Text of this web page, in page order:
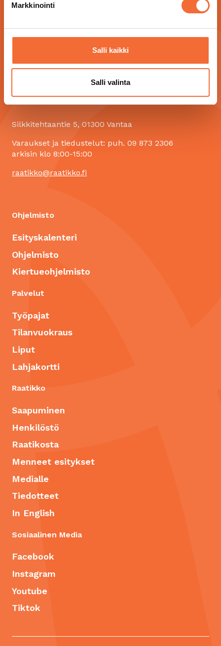
Markkinointi
Salli kaikki
Salli valinta
Silkkitehtaantie 5, 01300 Vantaa
Varaukset ja tiedustelut: puh. 09 873 2306
arkisin klo 8:00-15:00
raatikko@raatikko.fi
Ohjelmisto
Esityskalenteri
Ohjelmisto
Kiertueohjelmisto
Palvelut
Työpajat
Tilanvuokraus
Liput
Lahjakortti
Raatikko
Saapuminen
Henkilöstö
Raatikosta
Menneet esitykset
Medialle
Tiedotteet
In English
Sosiaalinen Media
Facebook
Instagram
Youtube
Tiktok